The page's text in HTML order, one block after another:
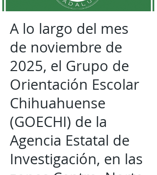
A lo largo del mes
de noviembre de
2025, el Grupo de
Orientación Escolar
Chihuahuense
(GOECHI) de la
Agencia Estatal de
Investigación, en las